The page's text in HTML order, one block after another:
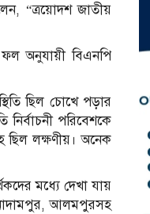
“ত্রয়োদশ জাতীয়
অনুযায়ী বিএনপি
ছিল চোখে পড়ার
নির্বাচনী পরিবেশকে
ছিল লক্ষণীয়। অনেক
মধ্যে দেখা যায়
নাদামপুর, আলমপুরসহ